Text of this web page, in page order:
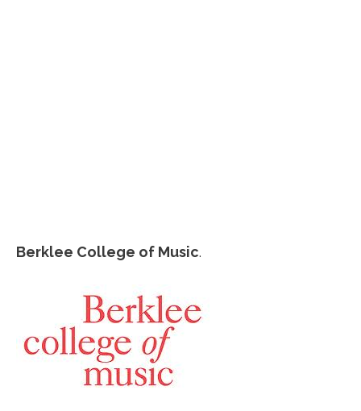
Berklee College of Music.